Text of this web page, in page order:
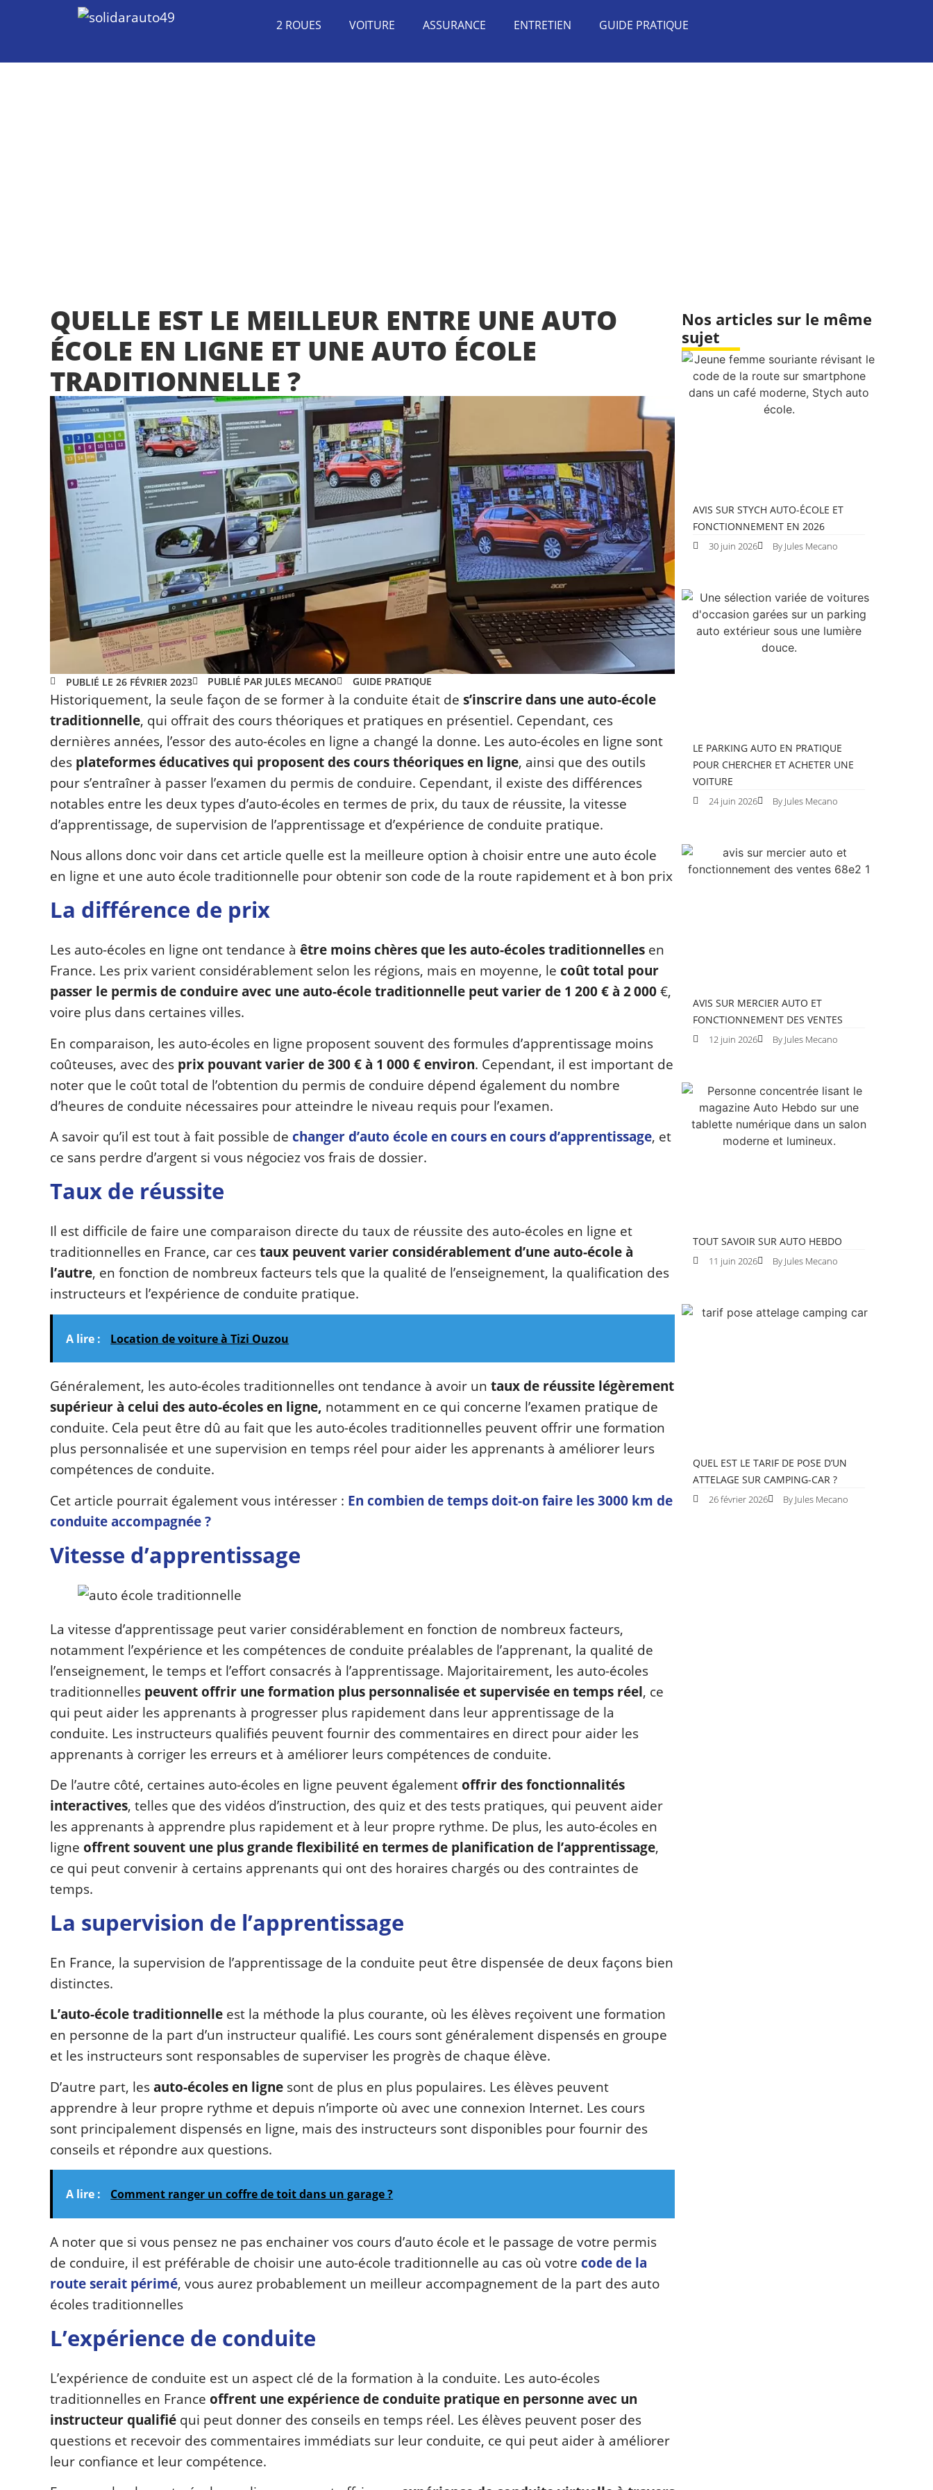
2 ROUES VOITURE ASSURANCE ENTRETIEN GUIDE PRATIQUE
QUELLE EST LE MEILLEUR ENTRE UNE AUTO
ÉCOLE EN LIGNE ET UNE AUTO ÉCOLE
TRADITIONNELLE ?
PUBLIÉ LE 26 FÉVRIER 2023 PUBLIÉ PAR JULES MECANO GUIDE PRATIQUE
Historiquement, la seule façon de se former à la conduite était de s’inscrire dans une auto-école
traditionnelle, qui offrait des cours théoriques et pratiques en présentiel. Cependant, ces
dernières années, l’essor des auto-écoles en ligne a changé la donne. Les auto-écoles en ligne sont
des plateformes éducatives qui proposent des cours théoriques en ligne, ainsi que des outils
pour s’entraîner à passer l’examen du permis de conduire. Cependant, il existe des différences
notables entre les deux types d’auto-écoles en termes de prix, du taux de réussite, la vitesse
d’apprentissage, de supervision de l’apprentissage et d’expérience de conduite pratique.
Nous allons donc voir dans cet article quelle est la meilleure option à choisir entre une auto école
en ligne et une auto école traditionnelle pour obtenir son code de la route rapidement et à bon prix
La différence de prix
Les auto-écoles en ligne ont tendance à être moins chères que les auto-écoles traditionnelles en
France. Les prix varient considérablement selon les régions, mais en moyenne, le coût total pour
passer le permis de conduire avec une auto-école traditionnelle peut varier de 1 200 € à 2 000€,
voire plus dans certaines villes.
En comparaison, les auto-écoles en ligne proposent souvent des formules d’apprentissage moins
coûteuses, avec des prix pouvant varier de 300 € à 1 000 € environ. Cependant, il est important de
noter que le coût total de l’obtention du permis de conduire dépend également du nombre
d’heures de conduite nécessaires pour atteindre le niveau requis pour l’examen.
A savoir qu’il est tout à fait possible de changer d’auto école en cours en cours d’apprentissage, et
ce sans perdre d’argent si vous négociez vos frais de dossier.
Taux de réussite
Il est difficile de faire une comparaison directe du taux de réussite des auto-écoles en ligne et
traditionnelles en France, car cestaux peuvent varier considérablement d’une auto-école à
l’autre, en fonction de nombreux facteurs tels que la qualité de l’enseignement, la qualification des
instructeurs et l’expérience de conduite pratique.
A lire : Location de voiture à Tizi Ouzou
Généralement, les auto-écoles traditionnelles ont tendance à avoir un taux de réussite légèrement
supérieur à celui des auto-écoles en ligne, notamment en ce qui concerne l’examen pratique de
conduite. Cela peut être dû au fait que les auto-écoles traditionnelles peuvent offrir une formation
plus personnalisée et une supervision en temps réel pour aider les apprenants à améliorer leurs
compétences de conduite.
Cet article pourrait également vous intéresser : En combien de temps doit-on faire les 3000 km de
conduite accompagnée ?
Vitesse d’apprentissage
La vitesse d’apprentissage peut varier considérablement en fonction de nombreux facteurs,
notamment l’expérience et les compétences de conduite préalables de l’apprenant, la qualité de
l’enseignement, le temps et l’effort consacrés à l’apprentissage. Majoritairement, les auto-écoles
traditionnelles peuvent offrir une formation plus personnalisée et supervisée en temps réel, ce
qui peut aider les apprenants à progresser plus rapidement dans leur apprentissage de la
conduite. Les instructeurs qualifiés peuvent fournir des commentaires en direct pour aider les
apprenants à corriger les erreurs et à améliorer leurs compétences de conduite.
De l’autre côté, certaines auto-écoles en ligne peuvent égalementoffrir des fonctionnalités
interactives, telles que des vidéos d’instruction, des quiz et des tests pratiques, qui peuvent aider
les apprenants à apprendre plus rapidement et à leur propre rythme. De plus, les auto-écoles en
ligne offrent souvent une plus grande flexibilité en termes de planification de l’apprentissage,
ce qui peut convenir à certains apprenants qui ont des horaires chargés ou des contraintes de
temps.
La supervision de l’apprentissage
En France, la supervision de l’apprentissage de la conduite peut être dispensée de deux façons bien
distinctes.
L’auto-école traditionnelle est la méthode la plus courante, où les élèves reçoivent une formation
en personne de la part d’un instructeur qualifié. Les cours sont généralement dispensés en groupe
et les instructeurs sont responsables de superviser les progrès de chaque élève.
D’autre part, lesauto-écoles en ligne sont de plus en plus populaires. Les élèves peuvent
apprendre à leur propre rythme et depuis n’importe où avec une connexion Internet. Les cours
sont principalement dispensés en ligne, mais des instructeurs sont disponibles pour fournir des
conseils et répondre aux questions.
A lire : Comment ranger un coffre de toit dans un garage ?
A noter que si vous pensez ne pas enchainer vos cours d’auto école et le passage de votre permis
de conduire, il est préférable de choisir une auto-école traditionnelle au cas où votre code de la
route serait périmé, vous aurez probablement un meilleur accompagnement de la part des auto
écoles traditionnelles
L’expérience de conduite
L’expérience de conduite est un aspect clé de la formation à la conduite. Les auto-écoles
traditionnelles en France offrent une expérience de conduite pratique en personne avec un
instructeur qualifié qui peut donner des conseils en temps réel. Les élèves peuvent poser des
questions et recevoir des commentaires immédiats sur leur conduite, ce qui peut aider à améliorer
leur confiance et leur compétence.
Nos articles sur le même
sujet
AVIS SUR STYCH AUTO-ÉCOLE ET
FONCTIONNEMENT EN 2026
30 juin 2026 By Jules Mecano
LE PARKING AUTO EN PRATIQUE
POUR CHERCHER ET ACHETER UNE
VOITURE
24 juin 2026 By Jules Mecano
AVIS SUR MERCIER AUTO ET
FONCTIONNEMENT DES VENTES
12 juin 2026 By Jules Mecano
TOUT SAVOIR SUR AUTO HEBDO
11 juin 2026 By Jules Mecano
QUEL EST LE TARIF DE POSE D’UN
ATTELAGE SUR CAMPING-CAR ?
26 février 2026 By Jules Mecano